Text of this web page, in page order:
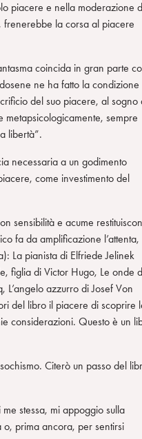
piacere e nella moderazione
frenerebbe la corsa al piacere
coincida in gran parte
ne ha fatto la condizione
del suo piacere, al sogno
sempre
libertà”.
necessaria a un godimento
come investimento del
sensibilità e acume
fa da amplificazione l’attenta,
La pianista di Elfriede Jelinek
figlia di Victor Hugo, Le onde
azzurro di Josef Von
del libro il piacere di scoprire
considerazioni. Questo è un
Citerò un passo del
stessa, mi appoggio sulla
prima ancora, per sentirsi